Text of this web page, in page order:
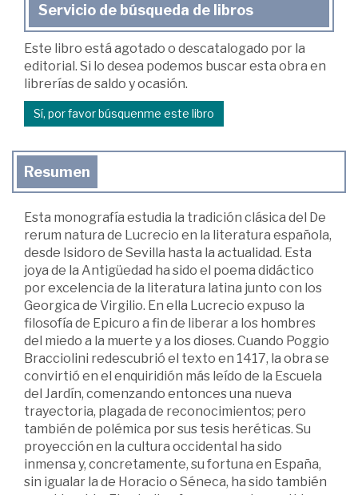
Servicio de búsqueda de libros
Este libro está agotado o descatalogado por la
editorial. Si lo desea podemos buscar esta obra en
librerías de saldo y ocasión.
Sí, por favor búsquenme este libro
Resumen
Esta monografía estudia la tradición clásica del De
rerum natura de Lucrecio en la literatura española,
desde Isidoro de Sevilla hasta la actualidad. Esta
joya de la Antigüedad ha sido el poema didáctico
por excelencia de la literatura latina junto con los
Georgica de Virgilio. En ella Lucrecio expuso la
filosofía de Epicuro a fin de liberar a los hombres
del miedo a la muerte y a los dioses. Cuando Poggio
Bracciolini redescubrió el texto en 1417, la obra se
convirtió en el enquiridión más leído de la Escuela
del Jardín, comenzando entonces una nueva
trayectoria, plagada de reconocimientos; pero
también de polémica por sus tesis heréticas. Su
proyección en la cultura occidental ha sido
inmensa y, concretamente, su fortuna en España,
sin igualar la de Horacio o Séneca, ha sido también